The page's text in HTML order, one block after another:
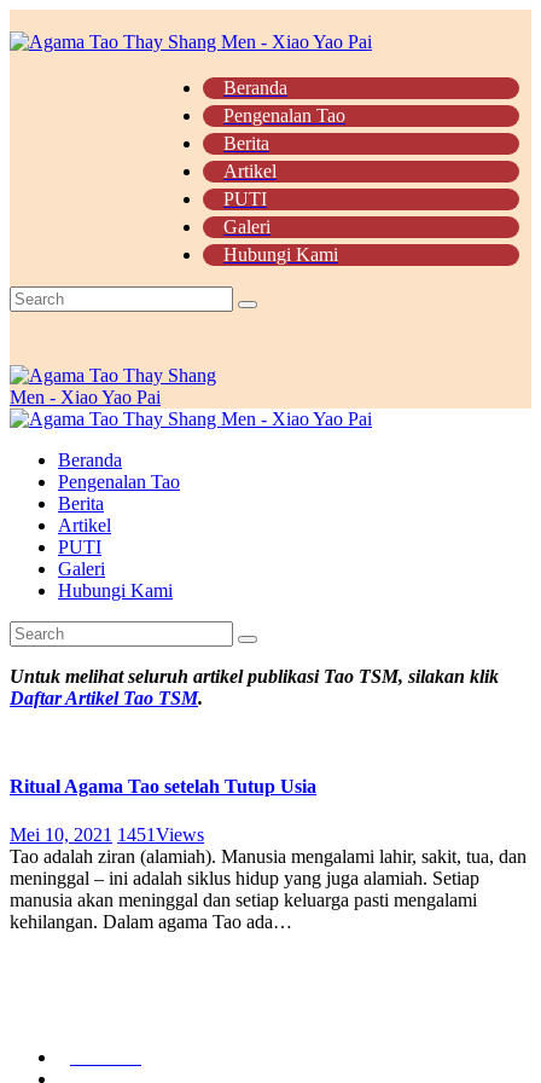
Beranda
Pengenalan Tao
Berita
Artikel
PUTI
Galeri
Hubungi Kami
Beranda
Pengenalan Tao
Berita
Artikel
PUTI
Galeri
Hubungi Kami
Untuk melihat seluruh artikel publikasi Tao TSM, silakan klik
Daftar Artikel Tao TSM.
Ritual Agama Tao setelah Tutup Usia
Mei 10, 2021 1451Views
Tao adalah ziran (alamiah). Manusia mengalami lahir, sakit, tua, dan
meninggal – ini adalah siklus hidup yang juga alamiah. Setiap
manusia akan meninggal dan setiap keluarga pasti mengalami
kehilangan. Dalam agama Tao ada…